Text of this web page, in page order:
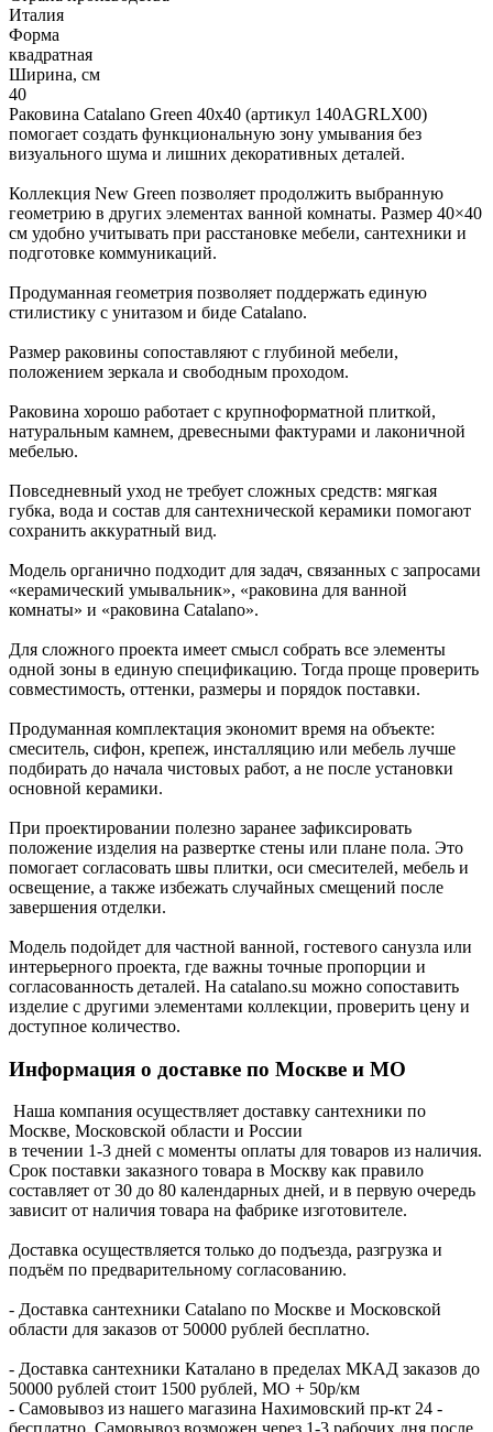
Италия
Форма
квадратная
Ширина, см
40
Раковина Catalano Green 40x40 (артикул 140AGRLX00)
помогает создать функциональную зону умывания без
визуального шума и лишних декоративных деталей.
Коллекция New Green позволяет продолжить выбранную
геометрию в других элементах ванной комнаты. Размер 40×40
см удобно учитывать при расстановке мебели, сантехники и
подготовке коммуникаций.
Продуманная геометрия позволяет поддержать единую
стилистику с унитазом и биде Catalano.
Размер раковины сопоставляют с глубиной мебели,
положением зеркала и свободным проходом.
Раковина хорошо работает с крупноформатной плиткой,
натуральным камнем, древесными фактурами и лаконичной
мебелью.
Повседневный уход не требует сложных средств: мягкая
губка, вода и состав для сантехнической керамики помогают
сохранить аккуратный вид.
Модель органично подходит для задач, связанных с запросами
«керамический умывальник», «раковина для ванной
комнаты» и «раковина Catalano».
Для сложного проекта имеет смысл собрать все элементы
одной зоны в единую спецификацию. Тогда проще проверить
совместимость, оттенки, размеры и порядок поставки.
Продуманная комплектация экономит время на объекте:
смеситель, сифон, крепеж, инсталляцию или мебель лучше
подбирать до начала чистовых работ, а не после установки
основной керамики.
При проектировании полезно заранее зафиксировать
положение изделия на развертке стены или плане пола. Это
помогает согласовать швы плитки, оси смесителей, мебель и
освещение, а также избежать случайных смещений после
завершения отделки.
Модель подойдет для частной ванной, гостевого санузла или
интерьерного проекта, где важны точные пропорции и
согласованность деталей. На catalano.su можно сопоставить
изделие с другими элементами коллекции, проверить цену и
доступное количество.
Информация о доставке по Москве и МО
Наша компания осуществляет доставку сантехники по
Москве, Московской области и России
в течении 1-3 дней с моменты оплаты для товаров из наличия.
Срок поставки заказного товара в Москву как правило
составляет от 30 до 80 календарных дней, и в первую очередь
зависит от наличия товара на фабрике изготовителе.
Доставка осуществляется только до подъезда, разгрузка и
подъём по предварительному согласованию.
- Доставка сантехники Catalano по Москве и Московской
области для заказов от 50000 рублей бесплатно.
- Доставка сантехники Каталано в пределах МКАД заказов до
50000 рублей стоит 1500 рублей, МО + 50р/км
- Самовывоз из нашего магазина Нахимовский пр-кт 24 -